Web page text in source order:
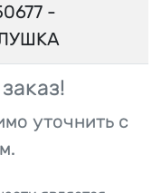
-
уточнить с